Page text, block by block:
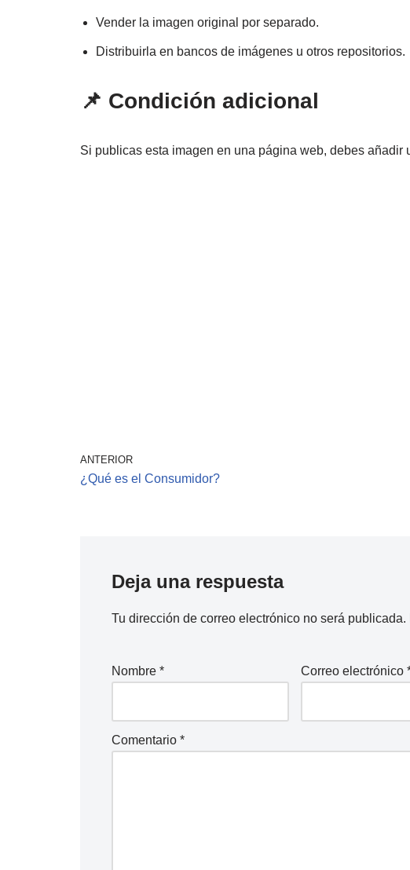
Vender la imagen original por separado.
Distribuirla en bancos de imágenes u otros repositorios.
📌 Condición adicional
Si publicas esta imagen en una página web, debes añadir
ANTERIOR
¿Qué es el Consumidor?
Deja una respuesta
Tu dirección de correo electrónico no será publicada.
Nombre * Correo electrónico
Comentario *